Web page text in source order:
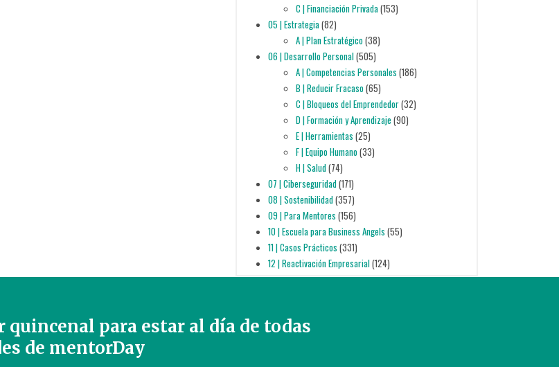
C | Financiación Privada(153)
05 | Estrategia(82)
A | Plan Estratégico(38)
06 | Desarrollo Personal(505)
A | Competencias Personales (186)
B | Reducir Fracaso(65)
C | Bloqueos del Emprendedor(32)
D | Formación y Aprendizaje (90)
E | Herramientas (25)
F | Equipo Humano(33)
H | Salud(74)
07 | Ciberseguridad(171)
08 | Sostenibilidad(357)
09 | Para Mentores (156)
10 | Escuela para Business Angels (55)
11 | Casos Prácticos (331)
12 | Reactivación Empresarial(124)
para estar al día de todas
de mentorDay